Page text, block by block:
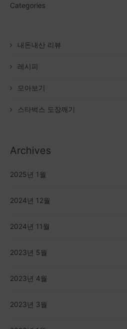
Categories
내돈내산 리뷰
레시피
모아보기
스타벅스 도장깨기
Archives
2025년 1월
2024년 12월
2024년 11월
2023년 5월
2023년 4월
2023년 3월